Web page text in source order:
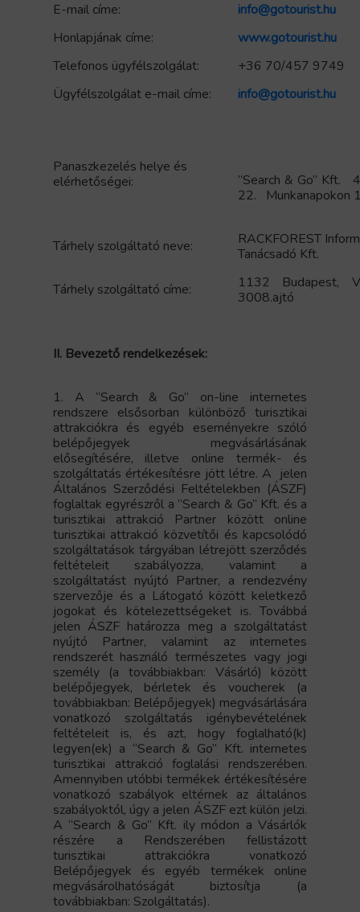
E-mail címe:
info@gotourist.hu
Honlapjának címe:
www.gotourist.hu
Telefonos ügyfélszolgálat:
+36 70/457 9749
Ügyfélszolgálat e-mail címe:
info@gotourist.hu
Panaszkezelés helye és
elérhetőségei:
”Search & Go” Kft.
22. Munkanapokon
Tárhely szolgáltató neve:
RACKFOREST
Tanácsadó Kft.
Tárhely szolgáltató címe:
1132 Budapest,
3008.ajtó
II. Bevezető rendelkezések:
1. A “Search & Go” on-line internetes
rendszere elsősorban különböző turisztikai
attrakciókra és egyéb eseményekre szóló
belépőjegyek megvásárlásának
elősegítésére, illetve online termék- és
szolgáltatás értékesítésre jött létre. A jelen
Általános Szerződési Feltételekben (ÁSZF)
foglaltak egyrészről a ”Search & Go” Kft. és a
turisztikai attrakció Partner között online
turisztikai attrakció közvetítői és kapcsolódó
szolgáltatások tárgyában létrejött szerződés
feltételeit szabályozza, valamint a
szolgáltatást nyújtó Partner, a rendezvény
szervezője és a Látogató között keletkező
jogokat és kötelezettségeket is. Továbbá
jelen ÁSZF határozza meg a szolgáltatást
nyújtó Partner, valamint az internetes
rendszerét használó természetes vagy jogi
személy (a továbbiakban: Vásárló) között
belépőjegyek, bérletek és voucherek (a
továbbiakban: Belépőjegyek) megvásárlására
vonatkozó szolgáltatás igénybevételének
feltételeit is, és azt, hogy foglalható(k)
legyen(ek) a “Search & Go” Kft. internetes
turisztikai attrakció foglalási rendszerében.
Amennyiben utóbbi termékek értékesítésére
vonatkozó szabályok eltérnek az általános
szabályoktól, úgy a jelen ÁSZF ezt külön jelzi.
A “Search & Go” Kft. ily módon a Vásárlók
részére a Rendszerében fellistázott
turisztikai attrakciókra vonatkozó
Belépőjegyek és egyéb termékek online
megvásárolhatóságát biztosítja (a
továbbiakban: Szolgáltatás).